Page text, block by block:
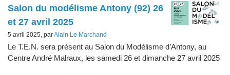
Salon du modélisme Antony (92) 26
et 27 avril 2025
5 avril 2025, parAlain Le Marchand
Le T.E.N. sera présent au Salon du Modélisme d’Antony, au
Centre André Malraux, les samedi 26 et dimanche 27 avril 2025